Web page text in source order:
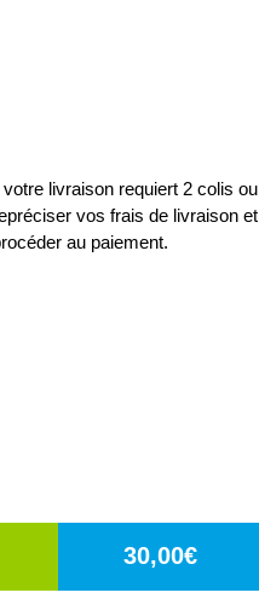
livraison requiert 2 colis ou
vos frais de livraison et
au paiement.
30,00€